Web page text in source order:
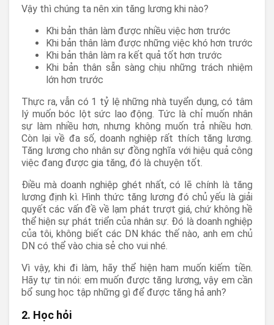
Vậy thì chúng ta nên xin tăng lương khi nào?
Khi bản thân làm được nhiều việc hơn trước
Khi bản thân làm được những việc khó hơn trước
Khi bản thân làm ra kết quả tốt hơn trước
Khi bản thân sẵn sàng chịu những trách nhiệm
lớn hơn trước
Thực ra, vẫn có 1 tỷ lệ những nhà tuyển dụng, có tâm
lý muốn bóc lột sức lao động. Tức là chỉ muốn nhân
sự làm nhiều hơn, nhưng không muốn trả nhiều hơn.
Còn lại về đa số, doanh nghiệp rất thích tăng lương.
Tăng lương cho nhân sự đồng nghĩa với hiệu quả công
việc đang được gia tăng, đó là chuyện tốt.
Điều mà doanh nghiệp ghét nhất, có lẽ chính là tăng
lương định kì. Hình thức tăng lương đó chủ yếu là giải
quyết các vấn đề về lạm phát trượt giá, chứ không hề
thể hiện sự phát triển của nhân sự. Đó là doanh nghiệp
của tôi, không biết các DN khác thế nào, anh em chủ
DN có thể vào chia sẻ cho vui nhé.
Vì vậy, khi đi làm, hãy thể hiện ham muốn kiếm tiền.
Hãy tự tin nói: em muốn được tăng lương, vậy em cần
bổ sung học tập những gì để được tăng hả anh?
2. Học hỏi